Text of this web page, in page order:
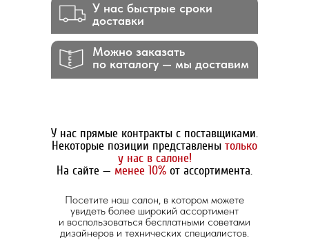
Можно заказать
по каталогу — мы доставим
У нас быстрые сроки
доставки
У нас прямые контракты с поставщиками.
Некоторые позиции представлены только
у нас в салоне!
На сайте — менее 10% от ассортимента.
Посетите наш салон, в котором можете
увидеть более широкий ассортимент
и воспользоваться бесплатными советами
дизайнеров и технических специалистов.